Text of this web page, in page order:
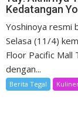
Kedatangan
Yoshinoya resmi
Selasa (11/4)
Floor Pacific Mall
dengan...
Berita Tegal